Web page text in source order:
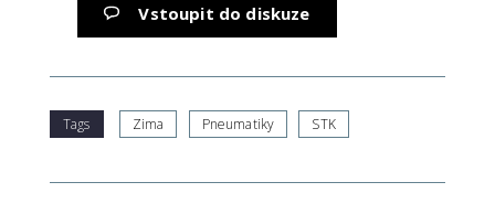
Vstoupit do diskuze
Tags Zima Pneumatiky STK